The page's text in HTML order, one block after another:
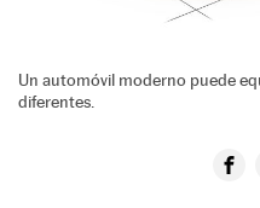
Un automóvil moderno puede
diferentes.